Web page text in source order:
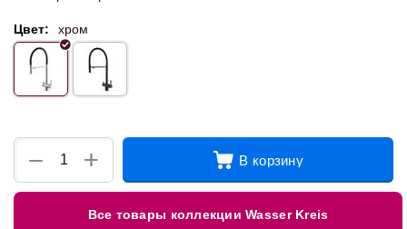
Цвет: хром
+
− В корзину
Все товары коллекции Wasser Kreis